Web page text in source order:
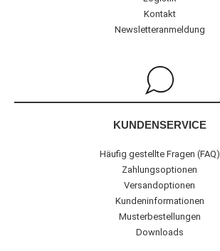
Kontakt
Newsletteranmeldung
KUNDENSERVICE
Häufig gestellte Fragen (FAQ)
Zahlungsoptionen
Versandoptionen
Kundeninformationen
Musterbestellungen
Downloads